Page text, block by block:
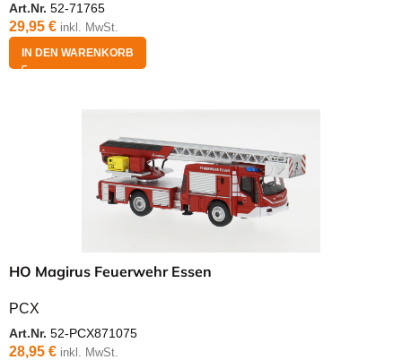
Art.Nr. 52-71765
29,95 € inkl. MwSt.
IN DEN WARENKORB
HO Magirus Feuerwehr Essen
PCX
Art.Nr. 52-PCX871075
28,95 € inkl. MwSt.